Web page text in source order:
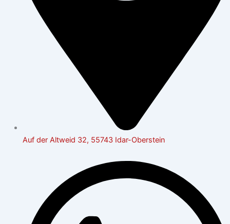
Auf der Altweid 32, 55743 Idar-Oberstein